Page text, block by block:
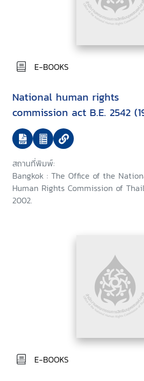
E-BOOKS
National human rights
commission act B.E. 2542
สถานที่พิมพ์:
Bangkok : The Office of the
Human Rights Commission of
2002.
E-BOOKS